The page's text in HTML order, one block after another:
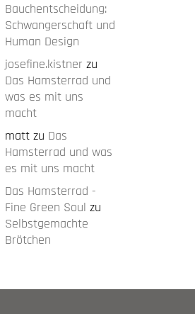
Bauchentscheidung:
Schwangerschaft und
Human Design
josefine.kistner zu
Das Hamsterrad und
was es mit uns
macht
matt zu Das
Hamsterrad und was
es mit uns macht
Das Hamsterrad -
Fine Green Soul zu
Selbstgemachte
Brötchen